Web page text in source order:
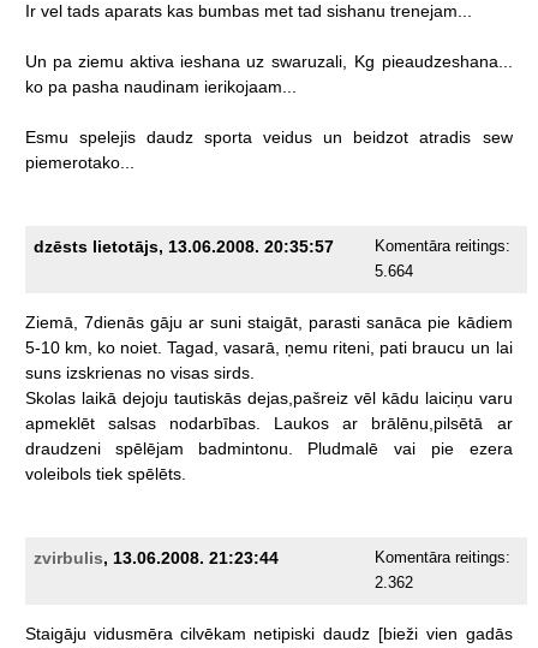
Ir vel tads aparats kas bumbas met tad sishanu trenejam...
Un pa ziemu aktiva ieshana uz swaruzali, Kg pieaudzeshana...
ko pa pasha naudinam ierikojaam...
Esmu spelejis daudz sporta veidus un beidzot atradis
sew
piemerotako...
dzēsts lietotājs, 13.06.2008. 20:35:57
Komentāra reitings:
5.664
Ziemā, 7dienās gāju ar suni staigāt, parasti sanāca pie kādiem
5-10 km, ko noiet. Tagad, vasarā, ņemu riteni, pati braucu un lai
suns izskrienas no visas sirds.
Skolas laikā dejoju tautiskās dejas,pašreiz vēl kādu laiciņu varu
apmeklēt
salsas nodarbības. Laukos ar brālēnu,pilsētā
ar
draudzeni
spēlējam badmintonu. Pludmalē vai pie
ezera
voleibols tiek spēlēts.
zvirbulis, 13.06.2008. 21:23:44
Komentāra reitings:
2.362
Staigāju vidusmēra cilvēkam netipiski daudz [bieži vien gadās